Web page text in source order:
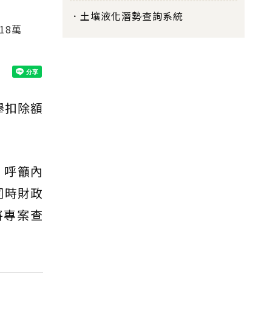
萬
除額
籲內
財政
案查
土壤液化潛勢查詢系統